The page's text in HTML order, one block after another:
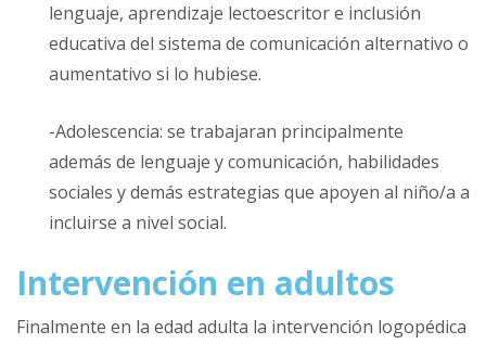
lenguaje, aprendizaje lectoescritor e inclusión
educativa del sistema de comunicación alternativo o
aumentativo si lo hubiese.
-Adolescencia: se trabajaran principalmente
además de lenguaje y comunicación, habilidades
sociales y demás estrategias que apoyen al niño/a a
incluirse a nivel social.
Intervención en adultos
Finalmente en la edad adulta la intervención logopédica